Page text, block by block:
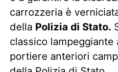
carrozzeria è
della Polizia di Stato.
classico lampeggiante
portiere anteriori